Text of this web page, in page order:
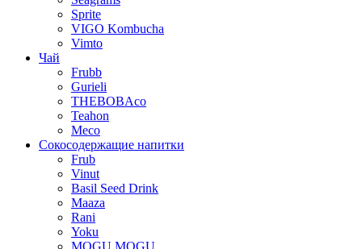
Sprite
VIGO Kombucha
Vimto
Чай
Frubb
Gurieli
THEBOBAco
Teahon
Meco
Сокосодержащие напитки
Frub
Vinut
Basil Seed Drink
Maaza
Rani
Yoku
MOGU MOGU